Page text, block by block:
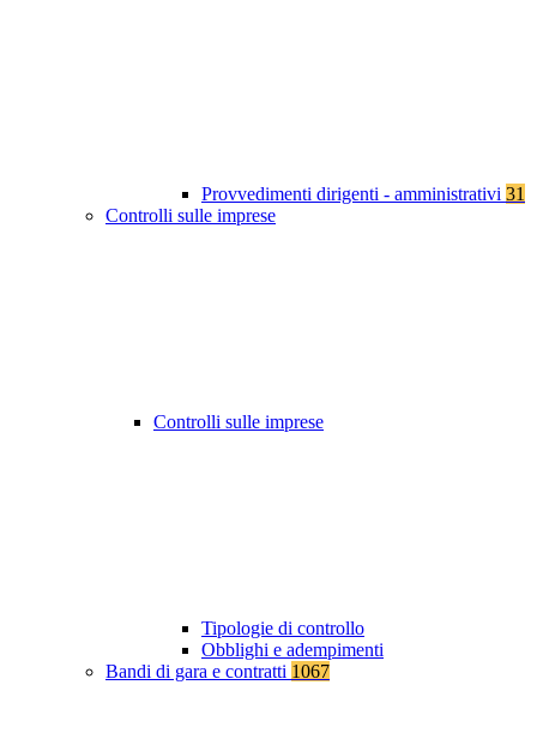
Provvedimenti dirigenti - amministrativi 31
Controlli sulle imprese
Controlli sulle imprese
Tipologie di controllo
Obblighi e adempimenti
Bandi di gara e contratti 1067